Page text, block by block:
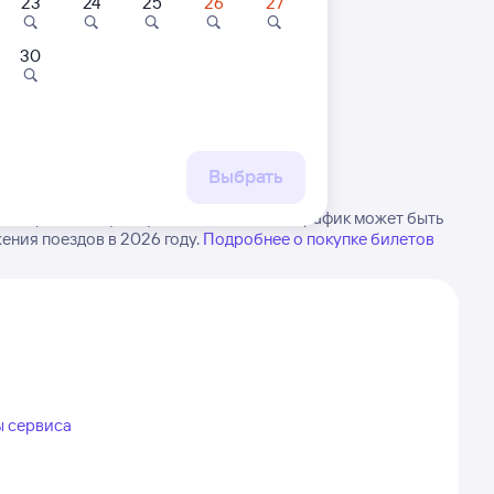
в Сенную. Будьте внимательны, график может быть
поездов в 2026 году. Подробнее о покупке билетов
сервиса
30
Выбрать